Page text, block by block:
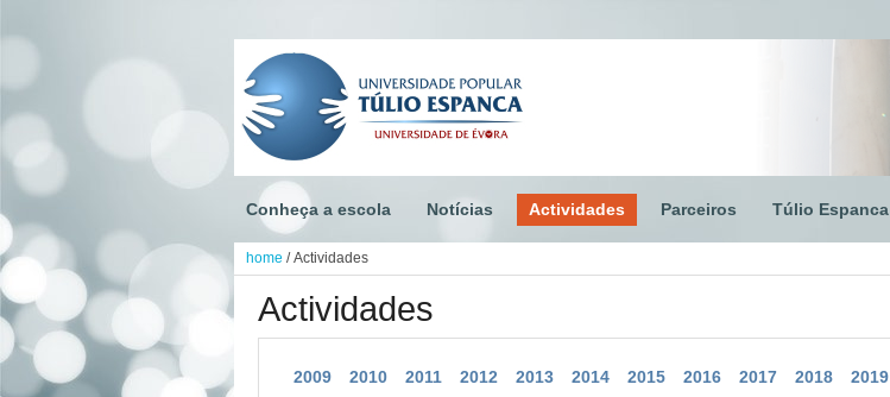
Conheça a escola Notícias Actividades Parceiros Túlio Espanca
home / Actividades
Actividades
2009 2010 2011 2012 2013 2014 2015 2016 2017 2018
2019